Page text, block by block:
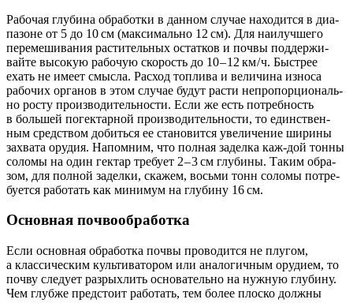
Рабо­чая глу­би­на обра­бот­ки в дан­ном слу­чае нахо­дит­ся в диа­
па­зоне от 5 до 10 см (мак­си­маль­но 12 см). Для наи­луч­ше­го
пере­ме­ши­ва­ния рас­ти­тель­ных остат­ков и поч­вы под­дер­жи­
вай­те высо­кую рабо­чую ско­рость до 10 – 12 км / ч. Быст­рее
ехать не име­ет смыс­ла. Рас­ход топ­ли­ва и вели­чи­на изно­са
рабо­чих орга­нов в этом слу­чае будут рас­ти непро­пор­ци­о­наль­
но росту про­из­во­ди­тель­но­сти. Если же есть потреб­ность
в боль­шей погек­тар­ной про­из­во­ди­тель­но­сти, то един­ствен­
ным сред­ством добить­ся ее ста­но­вит­ся уве­ли­че­ние шири­ны
захва­та ору­дия. Напом­ним, что пол­ная задел­ка каж-дой тон­ны
соло­мы на один гек­тар тре­бу­ет 2 – 3 см глу­би­ны. Таким обра­
зом, для пол­ной задел­ки, ска­жем, вось­ми тонн соло­мы потре­
бу­ет­ся рабо­тать как мини­мум на глу­би­ну 16 см.
Основная почвообработка
Если основ­ная обра­бот­ка поч­вы про­во­дит­ся не плу­гом,
а клас­си­че­ским куль­ти­ва­то­ром или ана­ло­гич­ным ору­ди­ем, то
поч­ву сле­ду­ет раз­рых­лить осно­ва­тель­но на нуж­ную глу­би­ну.
Чем глуб­же пред­сто­ит рабо­тать, тем более плос­ко долж­ны